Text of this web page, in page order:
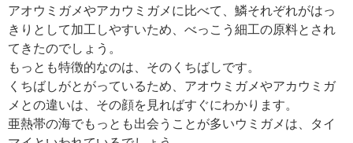
アオウミガメやアカウミガメに比べて、鱗それぞれがはっ
きりとして加工しやすいため、べっこう細工の原料とされ
てきたのでしょう。
もっとも特徴的なのは、そのくちばしです。
くちばしがとがっているため、アオウミガメやアカウミガ
メとの違いは、その顔を見ればすぐにわかります。
亜熱帯の海でもっとも出会うことが多いウミガメは、タイ